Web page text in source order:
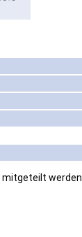
mitgeteilt werden.